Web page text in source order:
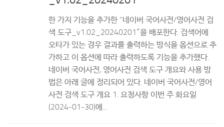
한 가지 기능을 추가한 “네이버 국어사전/영어사전 검
색 도구_v1.02_20240201″을 배포한다. 검색어에
오타가 있는 경우 결과를 출력하는 방식을 옵션으로 추
가하고 이 옵션에 따라 출력하도록 기능을 추가했다.
네이버 국어사전, 영어사전 검색 도구 개요와 사용 방
법은 아래 글에 정리되어 있다. 네이버 국어사전/영어
사전 검색 도구 개요 1. 요청사항 이번 주 화요일
(2024-01-30)에...